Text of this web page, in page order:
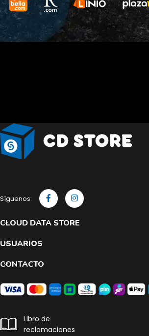
Síguenos:
CLOUD DATA STORE
USUARIOS
CONTACTO
Libro de
reclamaciones